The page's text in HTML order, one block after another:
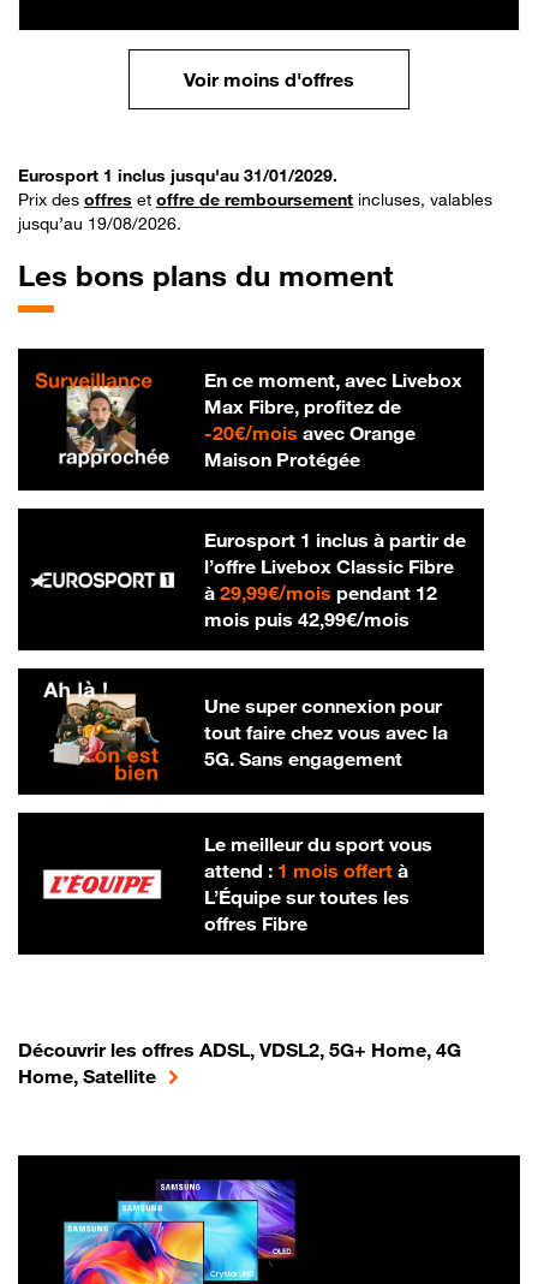
Voir moins d'offres
Eurosport 1 inclus jusqu'au 31/01/2029.
Prix des offres et offre de remboursement incluses, valables
jusqu’au 19/08/2026.
Les bons plans du moment
En ce moment, avec Livebox
Max Fibre, profitez de
-20€/mois20 € par mois
avec Orange
Maison Protégée
Eurosport 1 inclus à partir de
l’offre Livebox Classic Fibre
à 29,99€/mois29,99 € par mois
pendant 12
mois puis 42,99€/mois42,99 € par
Une super connexion pour
tout faire chez vous avec la
5G. Sans engagement
Le meilleur du sport vous
attend : 1 mois offertà
L’Équipe sur toutes les
offres Fibre
Découvrir les offres ADSL, VDSL2, 5G+ Home, 4G
Home, Satellite